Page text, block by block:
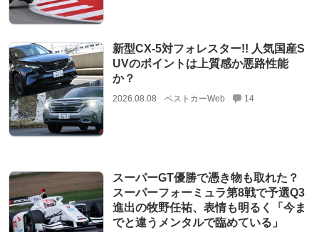
新型CX-5対フォレスター!! 人気国産S
UVのポイントは上質感か悪路性能
か？
2026.08.08 ベストカーWeb 14
スーパーGT優勝で憑き物も取れた？
スーパーフォーミュラ第8戦で予選Q3
進出の牧野任祐、表情も明るく「今ま
でと違うメンタルで臨めている」